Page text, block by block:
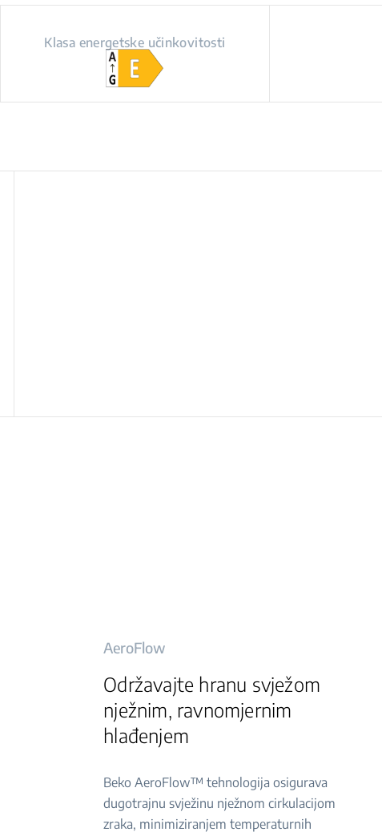
Klasa energetske učinkovitosti
AeroFlow
Održavajte hranu svježom
nježnim, ravnomjernim
hlađenjem
Beko AeroFlow™ tehnologija osigurava
dugotrajnu svježinu nježnom cirkulacijom
zraka, minimiziranjem temperaturnih